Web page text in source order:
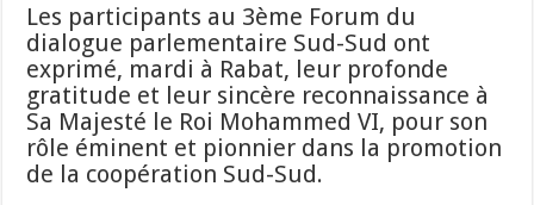
Les participants au 3ème Forum du
dialogue parlementaire Sud-Sud ont
exprimé, mardi à Rabat, leur profonde
gratitude et leur sincère reconnaissance à
Sa Majesté le Roi Mohammed VI, pour son
rôle éminent et pionnier dans la promotion
de la coopération Sud-Sud.